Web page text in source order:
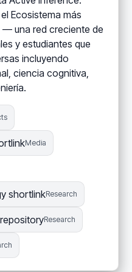
Ecosistema más
— una red creciente de
y estudiantes que
incluyendo
ciencia cognitiva,
Media
shortlinkResearch
Research